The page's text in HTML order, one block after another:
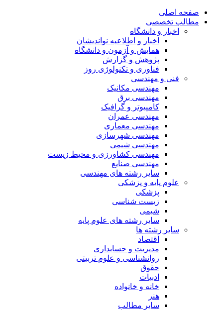
صفحه اصلی
مطالب تخصصی
اخبار و دانشگاه
اخبار و اطلاعیه نواندیشان
همایش و آزمون و دانشگاه
پژوهش و گزارش
فناوری و تکنولوژی روز
فنی و مهندسی
مهندسی مکانیک
مهندسی برق
کامپیوتر و گرافیک
مهندسی عمران
مهندسی معماری
مهندسی شهرسازی
مهندسی شیمی
مهندسی کشاورزی و محیط زیست
مهندسی صنایع
سایر رشته های مهندسی
علوم پایه و پزشکی
پزشکی
زیست شناسی
شیمی
سایر رشته های علوم پایه
سایر رشته ها
اقتصاد
مدیریت و حسابداری
روانشناسی و علوم تربیتی
حقوق
ادبیات
خانه و خانواده
هنر
سایر مطالب